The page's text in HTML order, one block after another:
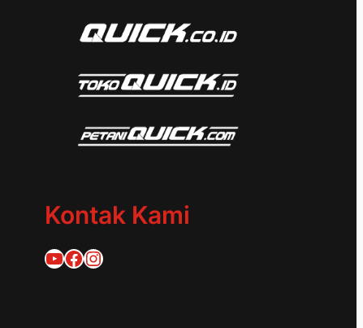
Kontak Kami
Quick Traktor
Traktor Quick 1953@quicktraktor